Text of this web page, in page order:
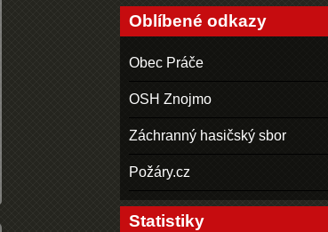
Oblíbené odkazy
Obec Práče
OSH Znojmo
Záchranný hasičský sbor
Požáry.cz
Statistiky